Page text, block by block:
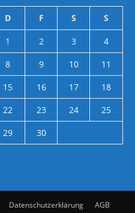
D F S S
1 2 3
4
8 9 10
11
15 16 17
18
22 23 24
25
29
30
Datenschutzerklärung
AGB